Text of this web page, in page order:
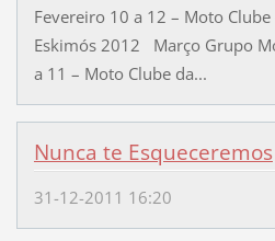
Fevereiro 10 a 12 – Moto
Eskimós 2012 Março Grupo
a 11 – Moto Clube da...
Nunca te Esqueceremos
31-12-2011 16:20